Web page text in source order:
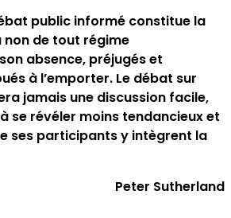
public informé constitue la
non de tout régime
absence, préjugés et
à l’emporter. Le débat sur
jamais une discussion facile,
se révéler moins tendancieux et
ses participants y intègrent la
Peter Sutherland